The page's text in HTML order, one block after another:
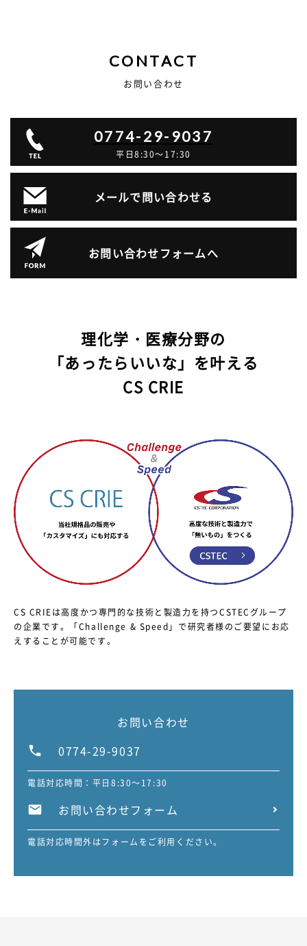
CONTACT
お問い合わせ
0774-29-9037
平日8:30～17:30
メールで問い合わせる
お問い合わせフォームへ
理化学・医療分野の
「あったらいいな」を叶える
CS CRIE
CS CRIEは高度かつ専門的な技術と製造力を持つCSTECグループ
の企業です。
「Challenge & Speed」で研究者様のご要望にお応
えすることが可能です。
お問い合わせ
0774-29-9037
電話対応時間：平日8:30～17:30
お問い合わせフォーム
電話対応時間外はフォームをご利用ください。